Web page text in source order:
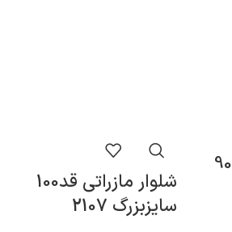
شلوار مازراتی قد90
شلوار مازراتی قد100
سایزبزرگ 2107